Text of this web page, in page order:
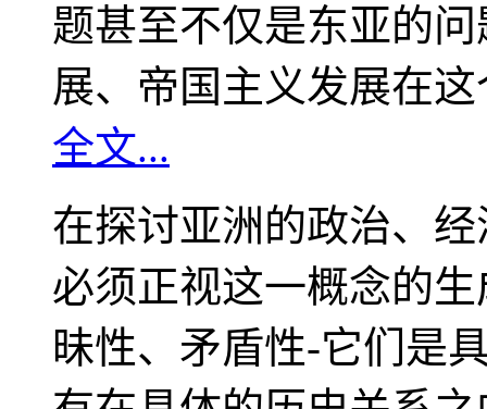
题甚至不仅是东亚的
展、帝国主义发展在
全文...
在探讨亚洲的政治、
必须正视这一概念的
昧性、矛盾性-它们是